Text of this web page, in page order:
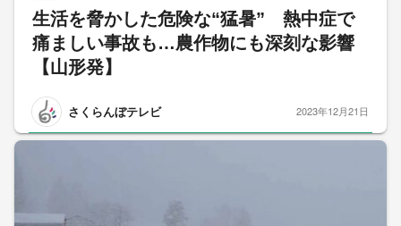
生活を脅かした危険な“猛暑” 熱中症で
痛ましい事故も…農作物にも深刻な影響
【山形発】
さくらんぼテレビ 2023年12月21日